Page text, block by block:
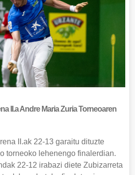
II.a Andre Maria Zuria Torneoaren
II.ak 22-13 garaitu dituzte
torneoko lehenengo finalerdian.
22-12 irabazi diete Zubizarreta